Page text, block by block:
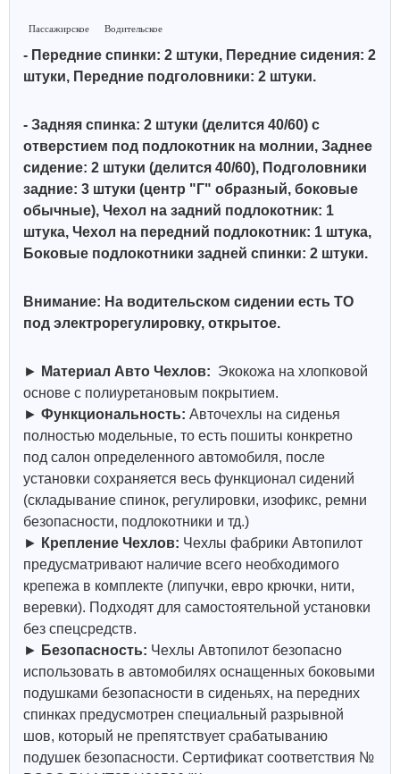
Пассажирское Водительское
- Передние спинки: 2 штуки, Передние сидения: 2
штуки, Передние подголовники: 2 штуки.
- Задняя спинка: 2 штуки (делится 40/60) с
отверстием под подлокотник на молнии, Заднее
сидение: 2 штуки (делится 40/60), Подголовники
задние: 3 штуки (центр "Г" образный, боковые
обычные), Чехол на задний подлокотник: 1
штука, Чехол на передний подлокотник: 1 штука,
Боковые подлокотники задней спинки: 2 штуки.
Внимание: На водительском сидении есть ТО
под электрорегулировку, открытое.
► Материал Авто Чехлов: Экокожа на хлопковой
основе с полиуретановым покрытием.
► Функциональность: Авточехлы на сиденья
полностью модельные, то есть пошиты конкретно
под салон определенного автомобиля, после
установки сохраняется весь функционал сидений
(складывание спинок, регулировки, изофикс, ремни
безопасности, подлокотники и тд.)
► Крепление Чехлов: Чехлы фабрики Автопилот
предусматривают наличие всего необходимого
крепежа в комплекте (липучки, евро крючки, нити,
веревки). Подходят для самостоятельной установки
без спецсредств.
► Безопасность: Чехлы Автопилот безопасно
использовать в автомобилях оснащенных боковыми
подушками безопасности в сиденьях, на передних
спинках предусмотрен специальный разрывной
шов, который не препятствует срабатыванию
подушек безопасности. Сертификат соответствия №